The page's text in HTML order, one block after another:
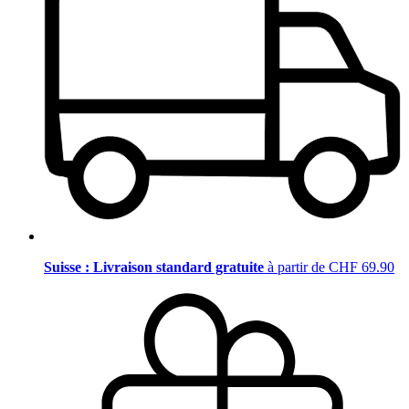
Suisse : Livraison standard gratuite à partir de CHF 69.90